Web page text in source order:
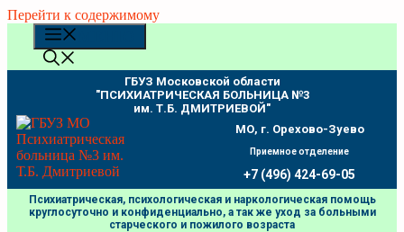
Перейти к содержимому
ГБУЗ Московской области
"ПCИХИАТРИЧЕСКАЯ БОЛЬНИЦА №3
им. Т.Б. ДМИТРИЕВОЙ"
МО, г. Орехово-Зуево
Приемное отделение
+7 (496) 424-69-05
Психиатрическая, психологическая и наркологическая помощь
круглосуточно и конфиденциально, а так же уход за больными
старческого и пожилого возраста